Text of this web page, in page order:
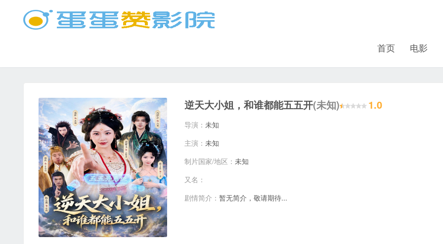
首页 电影
逆天大小姐，和谁都能五五开(未知) 1.0
导演： 未知
主演： 未知
制片国家/地区： 未知
又名：
剧情简介： 暂无简介，敬请期待...